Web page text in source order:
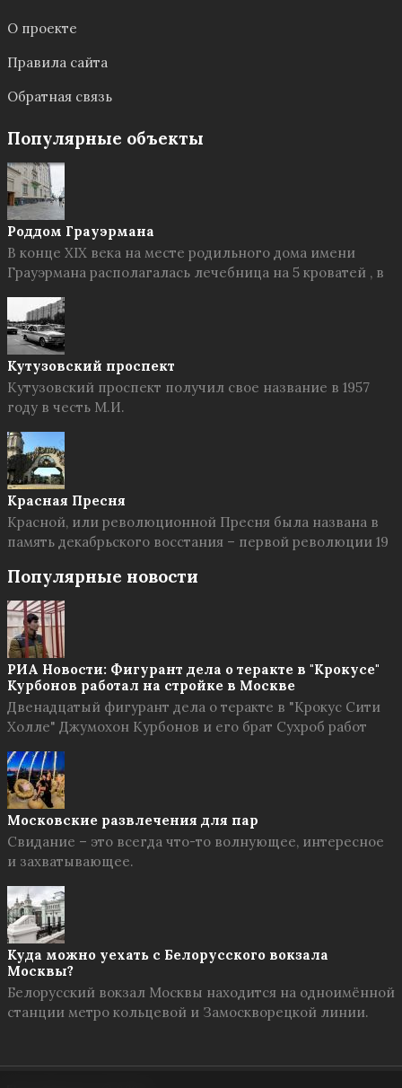
О проекте
Правила сайта
Обратная связь
Популярные объекты
Роддом Грауэрмана
В конце XIX века на месте родильного дома имени
Грауэрмана располагалась лечебница на 5 кроватей , в
Кутузовский проспект
Кутузовский проспект получил свое название в 1957
году в честь М.И.
Красная Пресня
Красной, или революционной Пресня была названа в
память декабрьского восстания – первой революции 19
Популярные новости
РИА Новости: Фигурант дела о теракте в "Крокусе"
Курбонов работал на стройке в Москве
Двенадцатый фигурант дела о теракте в "Крокус Сити
Холле" Джумохон Курбонов и его брат Сухроб работ
Московские развлечения для пар
Свидание – это всегда что-то волнующее, интересное
и захватывающее.
Куда можно уехать с Белорусского вокзала
Москвы?
Белорусский вокзал Москвы находится на одноимённой
станции метро кольцевой и Замоскворецкой линии.